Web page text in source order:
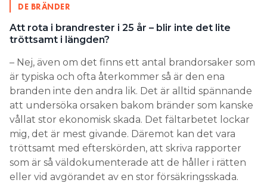
DE BRÄNDER
Att rota i brandrester i 25 år – blir inte det lite
tröttsamt i längden?
– Nej, även om det finns ett antal brandorsaker som
är typiska och ofta återkommer så är den ena
branden inte den andra lik. Det är alltid spännande
att undersöka orsaken bakom bränder som kanske
vållat stor ekonomisk skada. Det fältarbetet lockar
mig, det är mest givande. Däremot kan det vara
tröttsamt med efterskörden, att skriva rapporter
som är så väldokumenterade att de håller i rätten
eller vid avgörandet av en stor försäkringsskada.